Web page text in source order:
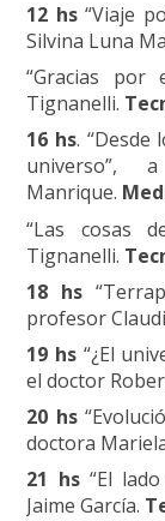
12 hs“Viaje
Silvina Luna
“Gracias por
Tignanelli.
16 hs. “Desde
universo”,
Manrique.
“Las cosas
Tignanelli.
18 hs
profesor
19 hs“¿El
el doctor
20 hs
doctora
21 hs“El
Jaime García.